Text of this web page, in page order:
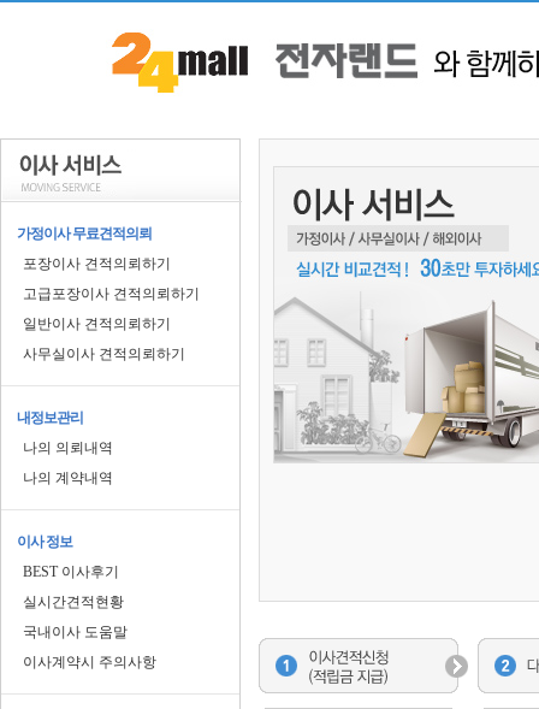
가정이사 무료견적의뢰
포장이사 견적의뢰하기
고급포장이사 견적의뢰하기
일반이사 견적의뢰하기
사무실이사 견적의뢰하기
내정보관리
나의 의뢰내역
나의 계약내역
이사 정보
BEST 이사후기
실시간견적현황
국내이사 도움말
이사계약시 주의사항